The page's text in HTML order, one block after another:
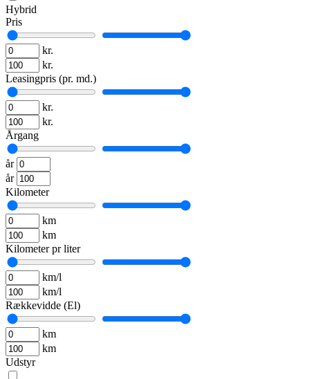
Hybrid
Pris
kr.
kr.
Leasingpris (pr. md.)
kr.
kr.
Årgang
år
år
Kilometer
km
km
Kilometer pr liter
km/l
km/l
Rækkevidde (El)
km
km
Udstyr